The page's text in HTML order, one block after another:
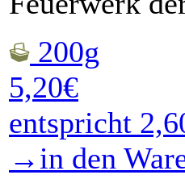
200g
5,20€
entspricht
→in den